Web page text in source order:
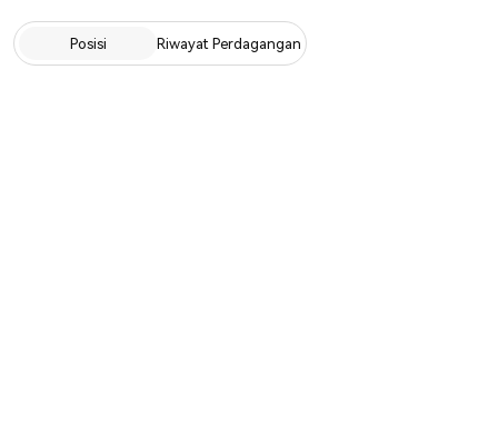
Posisi Riwayat Perdagangan